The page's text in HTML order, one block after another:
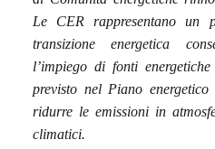
Le CER rappresentano un
transizione energetica
l’impiego di fonti
previsto nel Piano
ridurre le emissioni in
climatici.